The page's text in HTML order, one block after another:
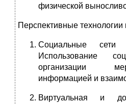
физической
Перспективные
Социальные сети
Использование
организации
информацией и
Виртуальная и